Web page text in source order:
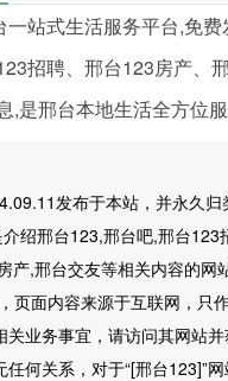
一站式生活服务平台,免
招聘、邢台123房产、
,是邢台本地生活全方位
发布于本站，并永久归
绍邢台123,邢台吧,邢台123
产,邢台交友等相关内容的网
页面内容来源于互联网，只
关业务事宜，请访问其网站
任何关系，对于“[邢台123]”